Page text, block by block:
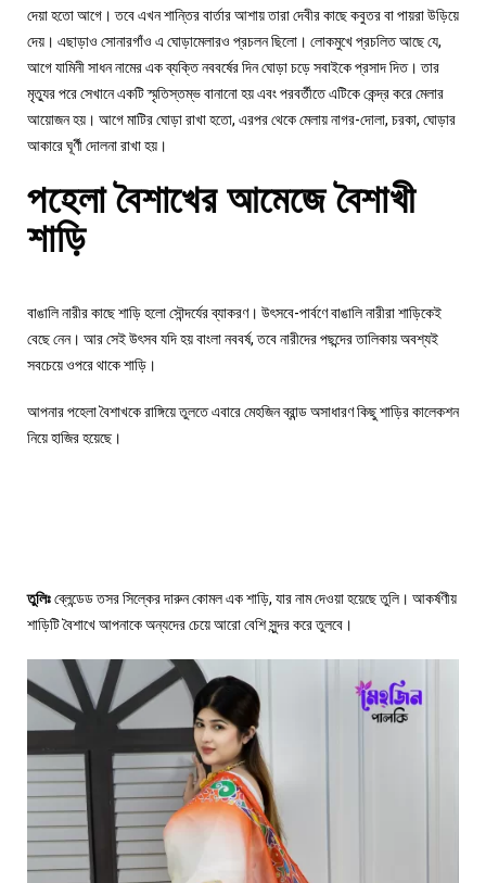
দেয়া হতো আগে। তবে এখন শান্তির বার্তার আশায় তারা দেবীর কাছে কবুতর বা পায়রা উড়িয়ে
দেয়। এছাড়াও সোনারগাঁও এ ঘোড়ামেলারও প্রচলন ছিলো। লোকমুখে প্রচলিত আছে যে,
আগে যামিনী সাধন নামের এক ব্যক্তি নববর্ষের দিন ঘোড়া চড়ে সবাইকে প্রসাদ দিত। তার
মৃত্যুর পরে সেখানে একটি স্মৃতিস্তম্ভ বানানো হয় এবং পরবর্তীতে এটিকে কেন্দ্র করে মেলার
আয়োজন হয়। আগে মাটির ঘোড়া রাখা হতো, এরপর থেকে মেলায় নাগর-দোলা, চরকা, ঘোড়ার
আকারে ঘূর্ণী দোলনা রাখা হয়।
পহেলা বৈশাখের আমেজে বৈশাখী
শাড়ি
বাঙালি নারীর কাছে শাড়ি হলো সৌন্দর্যের ব্যাকরণ। উৎসবে-পার্বণে বাঙালি নারীরা শাড়িকেই
বেছে নেন। আর সেই উৎসব যদি হয় বাংলা নববর্ষ, তবে নারীদের পছন্দের তালিকায় অবশ্যই
সবচেয়ে ওপরে থাকে শাড়ি।
আপনার পহেলা বৈশাখকে রাঙ্গিয়ে তুলতে এবারে মেহজিন ব্রান্ড অসাধারণ কিছু শাড়ির কালেকশন
নিয়ে হাজির হয়েছে।
তুলিঃব্লেন্ডেড তসর সিল্কের দারুন কোমল এক শাড়ি, যার নাম দেওয়া হয়েছে তুলি। আকর্ষণীয়
শাড়িটি বৈশাখে আপনাকে অন্যদের চেয়ে আরো বেশি সুন্দর করে তুলবে।